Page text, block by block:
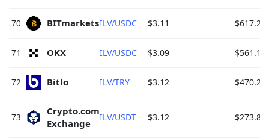
70 BITmarkets ILV/USDC $3.11 $617.24
71 OKX ILV/USDC $3.09 $561.15
72 Bitlo ILV/TRY $3.12 $470.28
73
Crypto.com
Exchange
ILV/USDT $3.12 $273.86